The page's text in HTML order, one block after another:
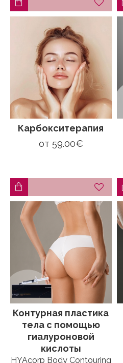
Карбокситерапия
от 59.00€
Контурная пластика
тела с помощью
гиалуроновой
кислоты
HYAcorp Body Contouring